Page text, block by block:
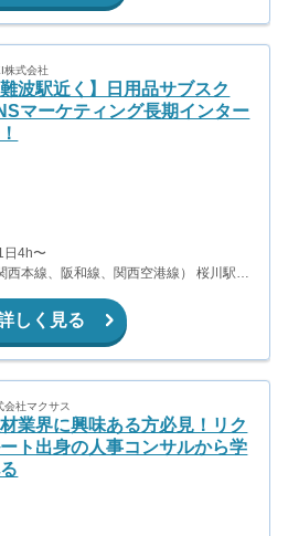
株式会社
難波駅近く】日用品サブスク
マーケティング長期インター
日4h〜
西本線、阪和線、関西空港線） 桜川駅か
神なんば線）
しく見る
会社マクサス
業界に興味ある方必見！リク
ト出身の人事コンサルから学